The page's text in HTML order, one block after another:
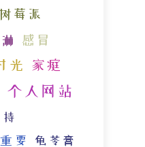
莓派
感冒
光 家庭
个人网站
要 龟苓膏